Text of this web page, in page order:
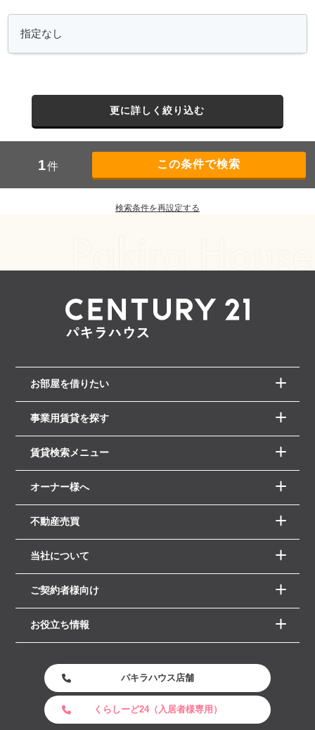
更に詳しく絞り込む
1件
検索条件を再設定する
お部屋を借りたい
事業用賃貸を探す
賃貸検索メニュー
オーナー様へ
不動産売買
当社について
ご契約者様向け
お役立ち情報
パキラハウス店舗
くらしーど24（入居者様専用）